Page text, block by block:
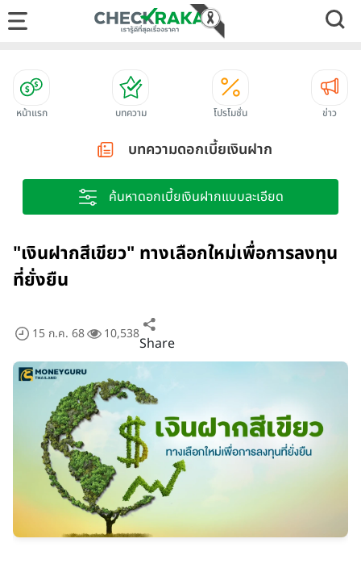
หน้าแรก บทความ โปรโมชั่น ข่าว
บทความดอกเบี้ยเงินฝาก
ค้นหาดอกเบี้ยเงินฝากแบบละเอียด
"เงินฝากสีเขียว" ทางเลือกใหม่เพื่อการลงทุน
ที่ยั่งยืน
15 ก.ค. 68 10,538Share